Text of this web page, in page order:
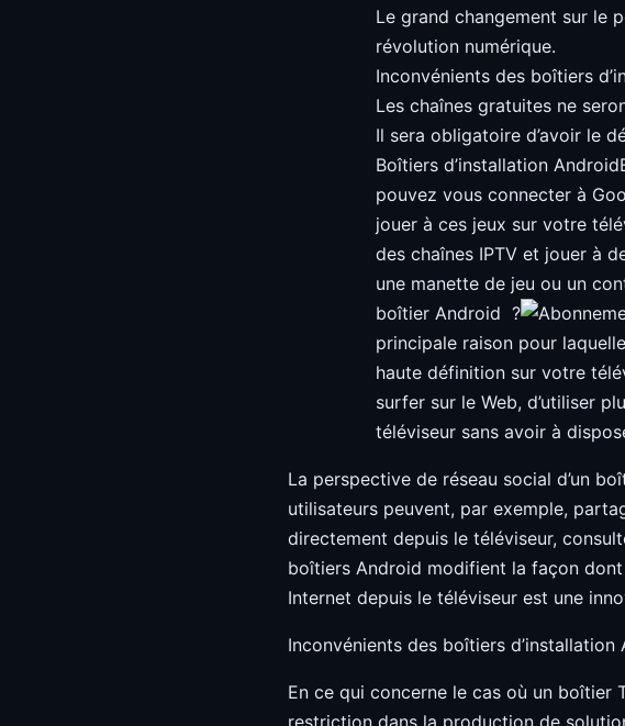
Le grand changement sur le
révolution numérique.
Inconvénients des boîtiers
Les chaînes gratuites ne
Il sera obligatoire d’avoir le
Boîtiers d’installation
pouvez vous connecter à
jouer à ces jeux sur votre
des chaînes IPTV et jouer à
une manette de jeu ou un
boîtier Android ?
principale raison pour
haute définition sur votre
surfer sur le Web, d’utiliser
téléviseur sans avoir à
La perspective de réseau social d’un
utilisateurs peuvent, par exemple,
directement depuis le téléviseur,
boîtiers Android modifient la façon
Internet depuis le téléviseur est une
Inconvénients des boîtiers d’installation
En ce qui concerne le cas où un boîtier